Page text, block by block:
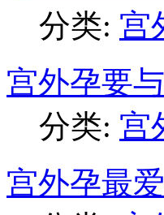
分类: 宫
宫外孕要
分类: 宫
宫外孕最